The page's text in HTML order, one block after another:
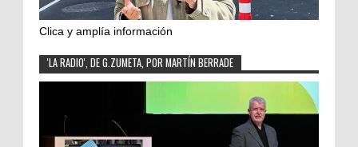
Clica y amplía información
'LA RADIO', DE G.ZUMETA, POR MARTÍN BERRADE